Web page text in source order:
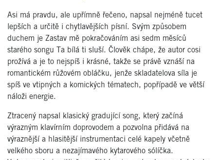
Asi má pravdu, ale upřímně řečeno, napsal nejméně tucet
lepších a určitě i chytlavějších písní. Svým způsobem
duchem je Zastav mě pokračováním asi sedm měsíců
starého songu Ta bílá ti sluší. Člověk chápe, že autor cosi
prožívá a je to nejspíš i krásné, takže se právě vznáší na
romantickém růžovém obláčku, jenže skladatelova síla je
spíš ve vtipných a komických tématech, popřípadě ve větší
náloži energie.
Ztracený napsal klasický gradující song, který začíná
výrazným klavírním doprovodem a pozvolna přidává na
výraznější a hlasitější instrumentaci celé kapely včetně
velkého sboru a nezajímavého kytarového sólíčka.